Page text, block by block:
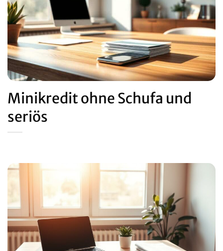
Minikredit ohne Schufa und
seriös